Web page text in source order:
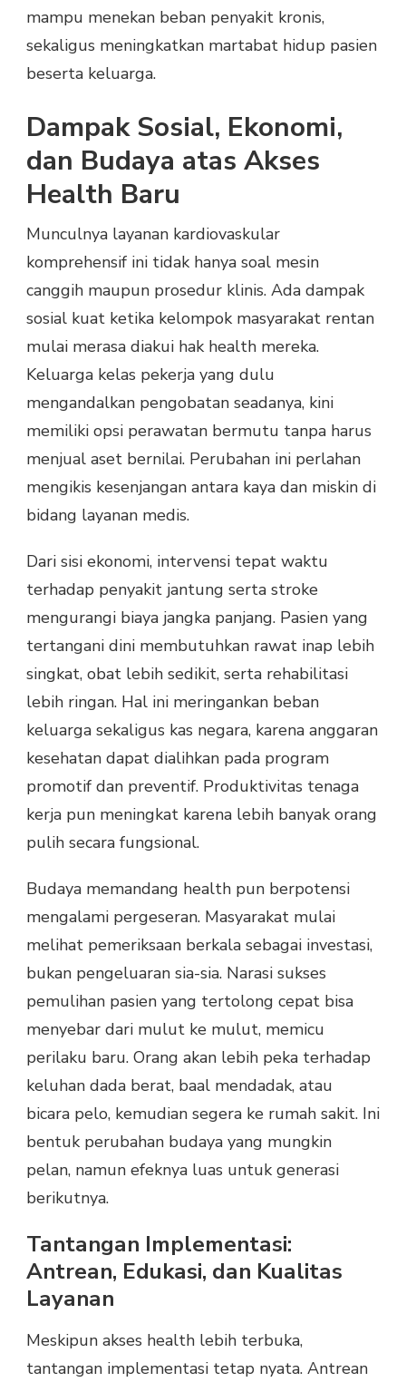
mampu menekan beban penyakit kronis,
sekaligus meningkatkan martabat hidup pasien
beserta keluarga.
Dampak Sosial, Ekonomi,
dan Budaya atas Akses
Health Baru
Munculnya layanan kardiovaskular
komprehensif ini tidak hanya soal mesin
canggih maupun prosedur klinis. Ada dampak
sosial kuat ketika kelompok masyarakat rentan
mulai merasa diakui hak health mereka.
Keluarga kelas pekerja yang dulu
mengandalkan pengobatan seadanya, kini
memiliki opsi perawatan bermutu tanpa harus
menjual aset bernilai. Perubahan ini perlahan
mengikis kesenjangan antara kaya dan miskin di
bidang layanan medis.
Dari sisi ekonomi, intervensi tepat waktu
terhadap penyakit jantung serta stroke
mengurangi biaya jangka panjang. Pasien yang
tertangani dini membutuhkan rawat inap lebih
singkat, obat lebih sedikit, serta rehabilitasi
lebih ringan. Hal ini meringankan beban
keluarga sekaligus kas negara, karena anggaran
kesehatan dapat dialihkan pada program
promotif dan preventif. Produktivitas tenaga
kerja pun meningkat karena lebih banyak orang
pulih secara fungsional.
Budaya memandang health pun berpotensi
mengalami pergeseran. Masyarakat mulai
melihat pemeriksaan berkala sebagai investasi,
bukan pengeluaran sia-sia. Narasi sukses
pemulihan pasien yang tertolong cepat bisa
menyebar dari mulut ke mulut, memicu
perilaku baru. Orang akan lebih peka terhadap
keluhan dada berat, baal mendadak, atau
bicara pelo, kemudian segera ke rumah sakit. Ini
bentuk perubahan budaya yang mungkin
pelan, namun efeknya luas untuk generasi
berikutnya.
Tantangan Implementasi:
Antrean, Edukasi, dan Kualitas
Layanan
Meskipun akses health lebih terbuka,
tantangan implementasi tetap nyata. Antrean